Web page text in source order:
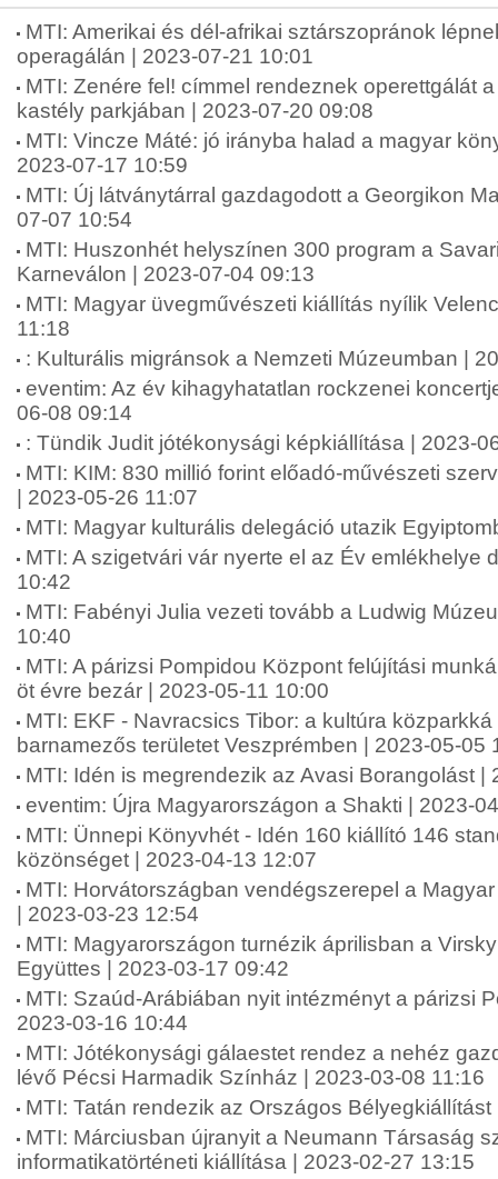
MTI: Amerikai és dél-afrikai sztárszopránok
operagálán | 2023-07-21 10:01
MTI: Zenére fel! címmel rendeznek operettgálát
kastély parkjában | 2023-07-20 09:08
MTI: Vincze Máté: jó irányba halad a magyar
2023-07-17 10:59
MTI: Új látványtárral gazdagodott a Georgikon
07-07 10:54
MTI: Huszonhét helyszínen 300 program a
Karneválon | 2023-07-04 09:13
MTI: Magyar üvegművészeti kiállítás nyílik
11:18
: Kulturális migránsok a Nemzeti Múzeumban |
eventim: Az év kihagyhatatlan rockzenei
06-08 09:14
: Tündik Judit jótékonysági képkiállítása | 2023-
MTI: KIM: 830 millió forint előadó-művészeti
| 2023-05-26 11:07
MTI: Magyar kulturális delegáció utazik
MTI: A szigetvári vár nyerte el az Év emlékhelye
10:42
MTI: Fabényi Julia vezeti tovább a Ludwig
10:40
MTI: A párizsi Pompidou Központ felújítási
öt évre bezár | 2023-05-11 10:00
MTI: EKF - Navracsics Tibor: a kultúra
barnamezős területet Veszprémben | 2023-05-05
MTI: Idén is megrendezik az Avasi Borangolást |
eventim: Újra Magyarországon a Shakti | 2023-
MTI: Ünnepi Könyvhét - Idén 160 kiállító 146
közönséget | 2023-04-13 12:07
MTI: Horvátországban vendégszerepel a
| 2023-03-23 12:54
MTI: Magyarországon turnézik áprilisban a
Együttes | 2023-03-17 09:42
MTI: Szaúd-Arábiában nyit intézményt a párizsi
2023-03-16 10:44
MTI: Jótékonysági gálaestet rendez a nehéz
lévő Pécsi Harmadik Színház | 2023-03-08 11:16
MTI: Tatán rendezik az Országos
MTI: Márciusban újranyit a Neumann Társaság
informatikatörténeti kiállítása | 2023-02-27 13:15